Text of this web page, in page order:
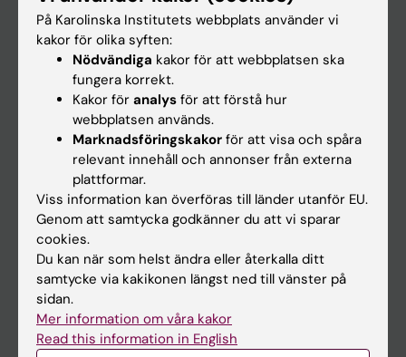
Canvas
Schema
Studentmejlen
Kurs- och programwebbar
Student på KI
Medarbetare
Medarbetarportalen
Kontakta och besök KI
Universitetsbiblioteket
Stöd forskning och utbildning
På Karolinska Institutets webbplats använder vi
kakor för olika syften:
Nödvändiga kakor för att webbplatsen ska
fungera korrekt.
Kakor för analys för att förstå hur
webbplatsen används.
Marknadsföringskakor för att visa och spåra
relevant innehåll och annonser från externa
plattformar.
Viss information kan överföras till länder utanför EU.
Genom att samtycka godkänner du att vi sparar
cookies.
Du kan när som helst ändra eller återkalla ditt
samtycke via kakikonen längst ned till vänster på
sidan.
Mer information om våra kakor
Read this information in English